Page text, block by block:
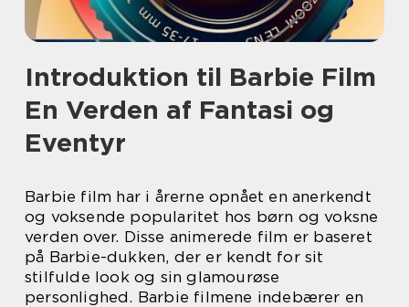
Introduktion til Barbie Film
En Verden af Fantasi og
Eventyr
Barbie film har i årerne opnået en anerkendt
og voksende popularitet hos børn og voksne
verden over. Disse animerede film er baseret
på Barbie-dukken, der er kendt for sit
stilfulde look og sin glamourøse
personlighed. Barbie filmene indebærer en